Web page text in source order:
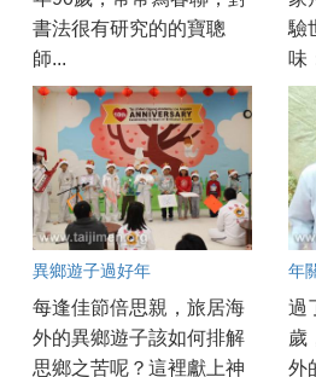
書法很有研究的的寶聰
師...
驗
味
異鄉遊子過好年
每逢佳節倍思親，旅居海
外的異鄉遊子該如何排解
思鄉之苦呢？這裡獻上神
年
過
歲
外